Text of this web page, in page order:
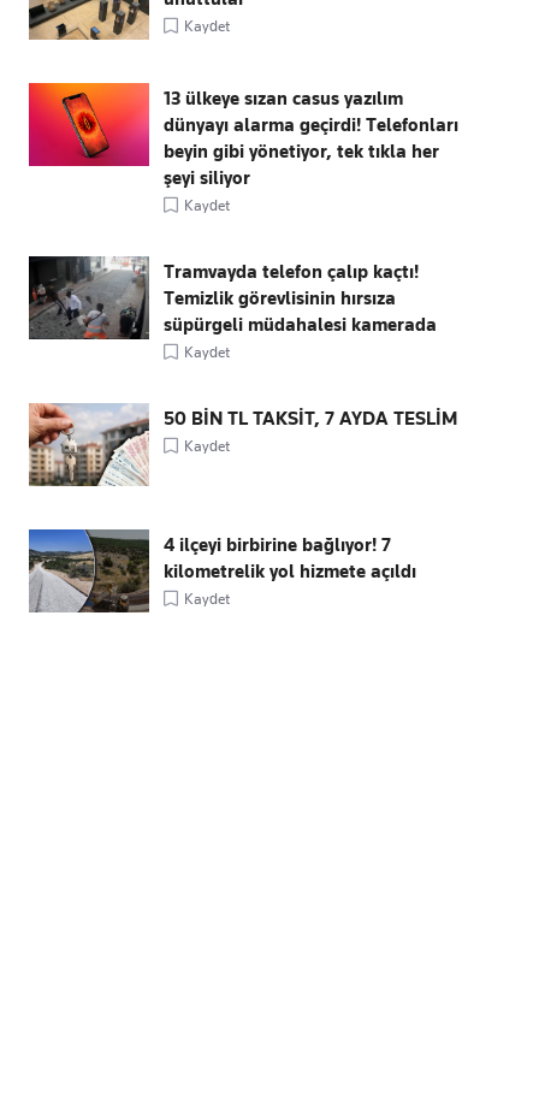
Kaydet
13 ülkeye sızan casus yazılım
dünyayı alarma geçirdi! Telefonları
beyin gibi yönetiyor, tek tıkla her
şeyi siliyor
Kaydet
Tramvayda telefon çalıp kaçtı!
Temizlik görevlisinin hırsıza
süpürgeli müdahalesi kamerada
Kaydet
50 BİN TL TAKSİT, 7 AYDA TESLİM
Kaydet
4 ilçeyi birbirine bağlıyor! 7
kilometrelik yol hizmete açıldı
Kaydet